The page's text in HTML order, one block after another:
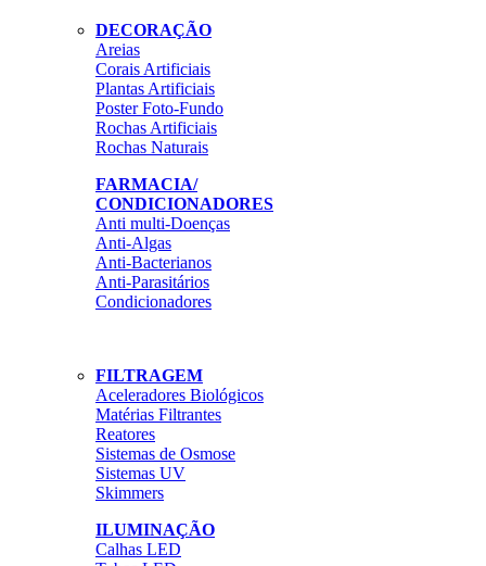
DECORAÇÃO
Areias
Corais Artificiais
Plantas Artificiais
Poster Foto-Fundo
Rochas Artificiais
Rochas Naturais
FARMACIA/
CONDICIONADORES
Anti multi-Doenças
Anti-Algas
Anti-Bacterianos
Anti-Parasitários
Condicionadores
FILTRAGEM
Aceleradores Biológicos
Matérias Filtrantes
Reatores
Sistemas de Osmose
Sistemas UV
Skimmers
ILUMINAÇÃO
Calhas LED